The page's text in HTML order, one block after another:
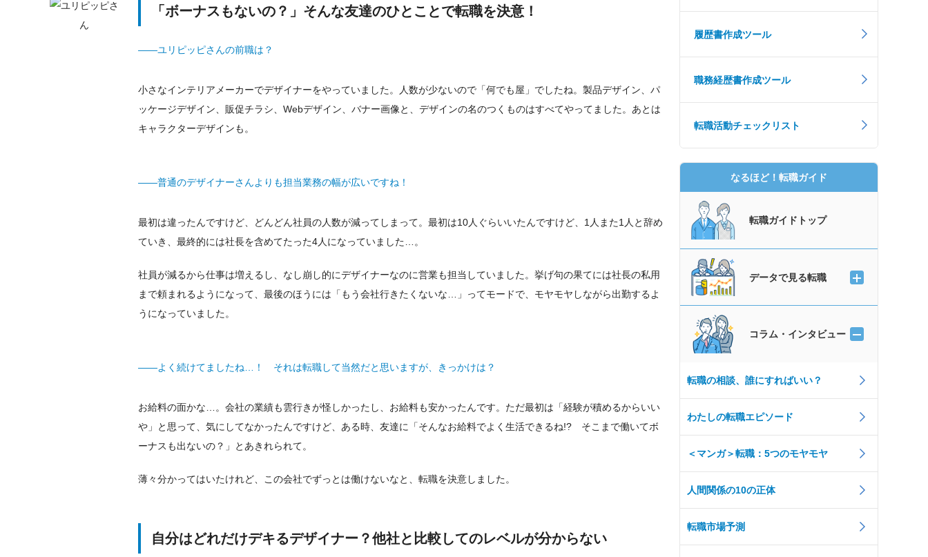
「ボーナスもないの？」そんな友達のひとことで転職を決意！
——ユリピッピさんの前職は？
小さなインテリアメーカーでデザイナーをやっていました。人数が少ないので「何でも屋」でしたね。製品デザイン、パ
ッケージデザイン、販促チラシ、Webデザイン、バナー画像と、デザインの名のつくものはすべてやってました。あとは
キャラクターデザインも。
——普通のデザイナーさんよりも担当業務の幅が広いですね！
最初は違ったんですけど、どんどん社員の人数が減ってしまって。最初は10人ぐらいいたんですけど、1人また1人と辞め
ていき、最終的には社長を含めてたった4人になっていました…。
社員が減るから仕事は増えるし、なし崩し的にデザイナーなのに営業も担当していました。挙げ句の果てには社長の私用
まで頼まれるようになって、最後のほうには「もう会社行きたくないな…」ってモードで、モヤモヤしながら出勤するよ
うになっていました。
——よく続けてましたね…！ それは転職して当然だと思いますが、きっかけは？
お給料の面かな…。会社の業績も雲行きが怪しかったし、お給料も安かったんです。ただ最初は「経験が積めるからいい
や」と思って、気にしてなかったんですけど、ある時、友達に「そんなお給料でよく生活できるね!? そこまで働いてボ
ーナスも出ないの？」とあきれられて。
薄々分かってはいたけれど、この会社でずっとは働けないなと、転職を決意しました。
自分はどれだけデキるデザイナー？他社と比較してのレベルが分からない
履歴書作成ツール
職務経歴書作成ツール
転職活動チェックリスト
なるほど！転職ガイド
転職ガイドトップ
データで見る転職
コラム・インタビュー
転職の相談、誰にすればいい？
わたしの転職エピソード
＜マンガ＞転職：5つのモヤモヤ
人間関係の10の正体
転職市場予測